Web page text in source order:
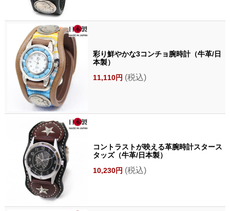
彩り鮮やかな3コンチョ腕時計（牛革/日
本製）
11,110円 (税込)
コントラストが映える革腕時計スタース
タッズ（牛革/日本製）
10,230円 (税込)